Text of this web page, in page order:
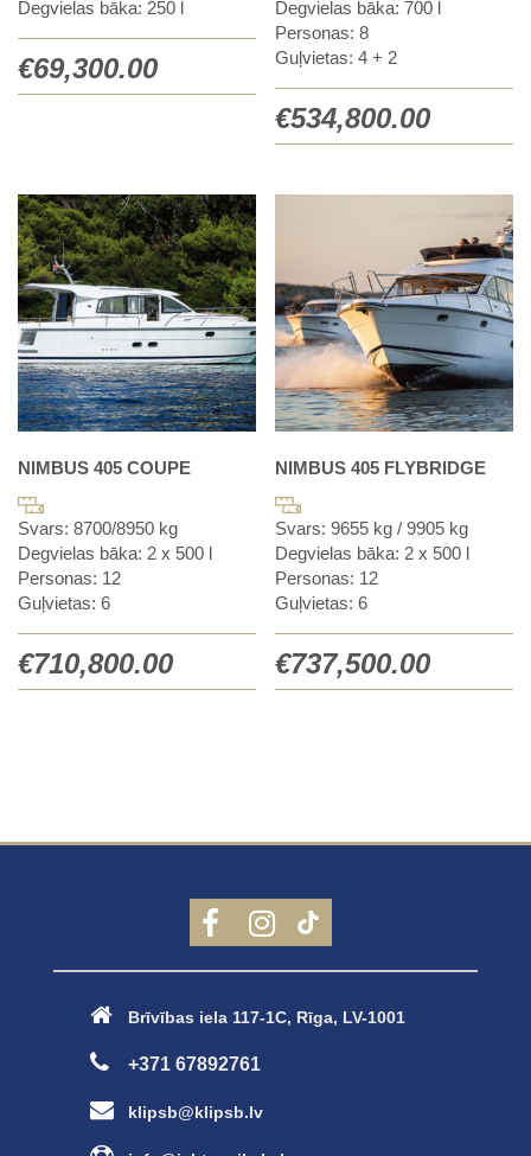
Degvielas bāka: 250 l
€69,300.00
Degvielas bāka: 700 l
Personas: 8
Guļvietas: 4 + 2
€534,800.00
NIMBUS 405 COUPE
Svars: 8700/8950 kg
Degvielas bāka: 2 x 500 l
Personas: 12
Guļvietas: 6
€710,800.00
NIMBUS 405 FLYBRIDGE
Svars: 9655 kg / 9905 kg
Degvielas bāka: 2 x 500 l
Personas: 12
Guļvietas: 6
€737,500.00
Brīvības iela 117-1C, Rīga, LV-1001
+371 67892761
klipsb@klipsb.lv